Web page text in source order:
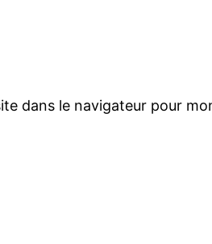
dans le navigateur pour